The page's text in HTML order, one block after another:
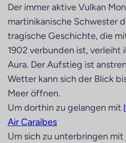
Der immer aktive Vulkan
martinikanische Schwester
tragische Geschichte, die
1902 verbunden ist, verleiht
Aura. Der Aufstieg ist
Wetter kann sich der Blick
Meer öffnen.
Um dorthin zu gelangen mit
Air Caraïbes
Um sich zu unterbringen mit